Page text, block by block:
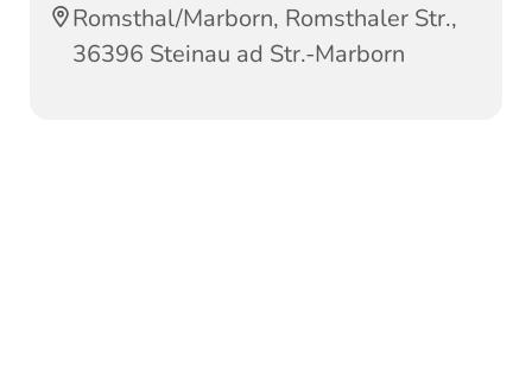
Romsthal/Marborn, Romsthaler Str.,
36396 Steinau ad Str.-Marborn